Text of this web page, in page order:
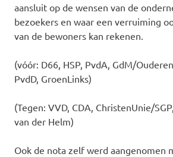
aansluit op de wensen van de
bezoekers en waar een verruiming
van de bewoners kan rekenen.
(vóór: D66, HSP, PvdA, GdM/
PvdD, GroenLinks)
(Tegen: VVD, CDA, ChristenUnie/
van der Helm)
Ook de nota zelf werd aangenomen